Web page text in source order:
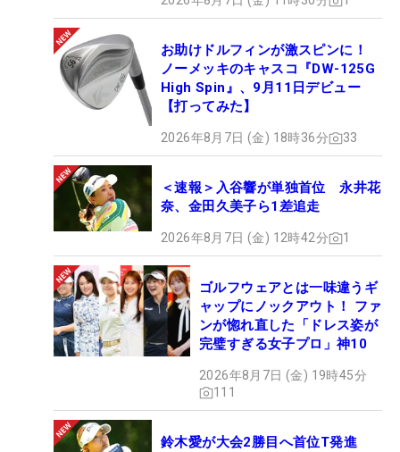
お助けドルフィンが激スピンに！
ノーメッキのキャスコ『DW-125G
High Spin』、9月11日デビュー
【打ってみた】
2026年8月7日 (金) 18時36分 33
＜速報＞入谷響が単独首位 永井花
奈、金田久美子ら1差追走
2026年8月7日 (金) 12時42分 1
ゴルフウェアとは一味違うギ
ャップにノックアウト！ ファ
ンが惚れ直した「ドレス姿が
完璧すぎる女子プロ」神10
2026年8月7日 (金) 19時45分
111
鈴木愛が大会2勝目へ首位T発進